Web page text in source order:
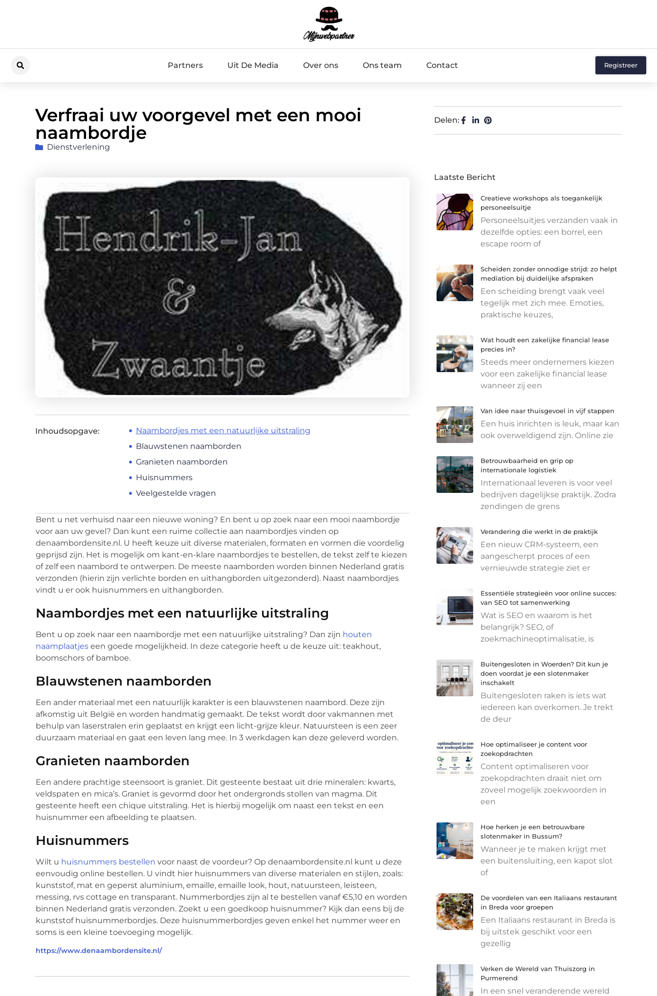
Partners Uit De Media Over ons Ons team Contact Registreer
Verfraai uw voorgevel met een mooi
naambordje
Dienstverlening
Inhoudsopgave:
Naambordjes met een natuurlijke uitstraling
Blauwstenen naamborden
Granieten naamborden
Huisnummers
Veelgestelde vragen
Bent u net verhuisd naar een nieuwe woning? En bent u op zoek naar een mooi naambordje
voor aan uw gevel? Dan kunt een ruime collectie aan naambordjes vinden op
denaambordensite.nl. U heeft keuze uit diverse materialen, formaten en vormen die voordelig
geprijsd zijn. Het is mogelijk om kant-en-klare naambordjes te bestellen, de tekst zelf te kiezen
of zelf een naambord te ontwerpen. De meeste naamborden worden binnen Nederland gratis
verzonden (hierin zijn verlichte borden en uithangborden uitgezonderd). Naast naambordjes
vindt u er ook huisnummers en uithangborden.
Naambordjes met een natuurlijke uitstraling
Bent u op zoek naar een naambordje met een natuurlijke uitstraling? Dan zijn houten
naamplaatjes een goede mogelijkheid. In deze categorie heeft u de keuze uit: teakhout,
boomschors of bamboe.
Blauwstenen naamborden
Een ander materiaal met een natuurlijk karakter is een blauwstenen naambord. Deze zijn
afkomstig uit België en worden handmatig gemaakt. De tekst wordt door vakmannen met
behulp van laserstralen erin geplaatst en krijgt een licht-grijze kleur. Natuursteen is een zeer
duurzaam materiaal en gaat een leven lang mee. In 3 werkdagen kan deze geleverd worden.
Granieten naamborden
Een andere prachtige steensoort is graniet. Dit gesteente bestaat uit drie mineralen: kwarts,
veldspaten en mica’s. Graniet is gevormd door het ondergronds stollen van magma. Dit
gesteente heeft een chique uitstraling. Het is hierbij mogelijk om naast een tekst en een
huisnummer een afbeelding te plaatsen.
Huisnummers
Wilt u huisnummers bestellen voor naast de voordeur? Op denaambordensite.nl kunt u deze
eenvoudig online bestellen. U vindt hier huisnummers van diverse materialen en stijlen, zoals:
kunststof, mat en geperst aluminium, emaille, emaille look, hout, natuursteen, leisteen,
messing, rvs cottage en transparant. Nummerbordjes zijn al te bestellen vanaf €5,10 en worden
binnen Nederland gratis verzonden. Zoekt u een goedkoop huisnummer? Kijk dan eens bij de
kunststof huisnummerbordjes. Deze huisnummerbordjes geven enkel het nummer weer en
soms is een kleine toevoeging mogelijk.
https://www.denaambordensite.nl/
Delen:
Laatste Bericht
Creatieve workshops als toegankelijk
personeelsuitje
Personeelsuitjes verzanden vaak in
dezelfde opties: een borrel, een
escape room of
Scheiden zonder onnodige strijd: zo helpt
mediation bij duidelijke afspraken
Een scheiding brengt vaak veel
tegelijk met zich mee. Emoties,
praktische keuzes,
Wat houdt een zakelijke financial lease
precies in?
Steeds meer ondernemers kiezen
voor een zakelijke financial lease
wanneer zij een
Van idee naar thuisgevoel in vijf stappen
Een huis inrichten is leuk, maar kan
ook overweldigend zijn. Online zie
Betrouwbaarheid en grip op
internationale logistiek
Internationaal leveren is voor veel
bedrijven dagelijkse praktijk. Zodra
zendingen de grens
Verandering die werkt in de praktijk
Een nieuw CRM-systeem, een
aangescherpt proces of een
vernieuwde strategie ziet er
Essentiële strategieën voor online succes:
van SEO tot samenwerking
Wat is SEO en waarom is het
belangrijk? SEO, of
zoekmachineoptimalisatie, is
Buitengesloten in Woerden? Dit kun je
doen voordat je een slotenmaker
inschakelt
Buitengesloten raken is iets wat
iedereen kan overkomen. Je trekt
de deur
Hoe optimaliseer je content voor
zoekopdrachten
Content optimaliseren voor
zoekopdrachten draait niet om
zoveel mogelijk zoekwoorden in
een
Hoe herken je een betrouwbare
slotenmaker in Bussum?
Wanneer je te maken krijgt met
een buitensluiting, een kapot slot
of
De voordelen van een Italiaans restaurant
in Breda voor groepen
Een Italiaans restaurant in Breda is
bij uitstek geschikt voor een
gezellig
Verken de Wereld van Thuiszorg in
Purmerend
In een snel veranderende wereld